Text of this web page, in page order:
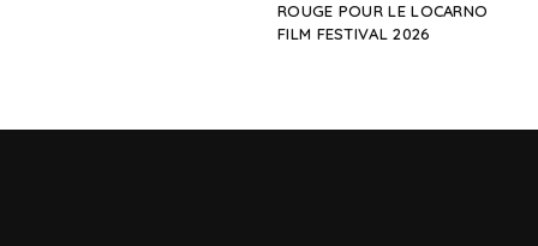
ROUGE POUR LE LOCARNO
FILM FESTIVAL 2026